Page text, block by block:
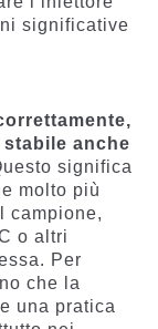
significative
anche
significa
molto più
campione,
o altri
Per
che la
una pratica